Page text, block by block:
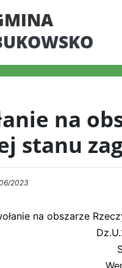
na
stanu
2023
na obszarze